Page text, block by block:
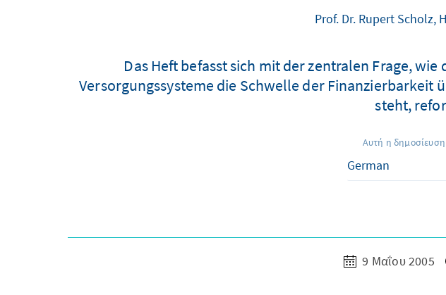
Prof. Dr. Rupert Scholz,
Das Heft befasst sich mit der zentralen Frage,
Versorgungssysteme die Schwelle der
steht,
Αυτή η δημοσίευση
9 Μαΐου 2005